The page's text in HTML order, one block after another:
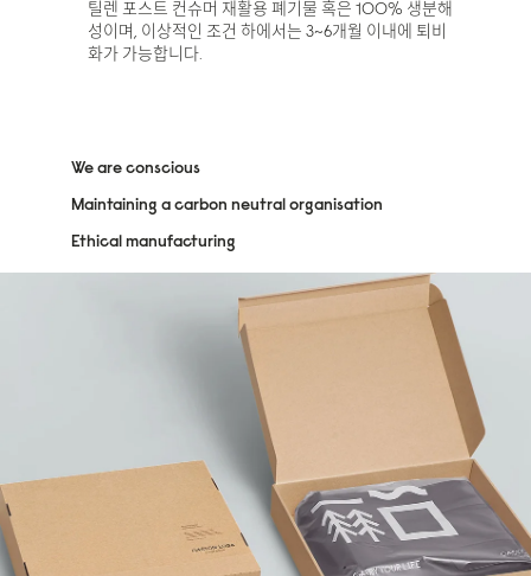
틸렌 포스트 컨슈머 재활용 폐기물 혹은 100% 생분해
성이며, 이상적인 조건 하에서는 3~6개월 이내에 퇴비
화가 가능합니다.
We are conscious
Maintaining a carbon neutral organisation
Ethical manufacturing